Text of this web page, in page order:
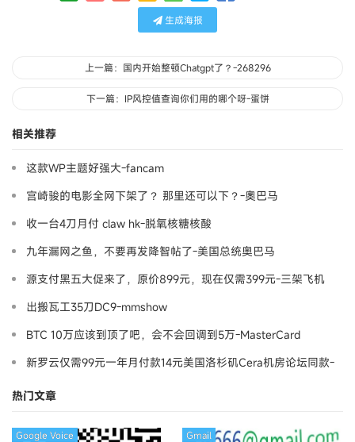
生成海报
上一篇：国内开始整顿Chatgpt了？-268296
下一篇：IP风控值查询你们用的哪个呀-蛋饼
相关推荐
这款WP主题好强大-fancam
宫崎骏的电影全网下架了？ 那里还可以下？-奧巴马
收一台4刀月付 claw hk-脱氧核糖核酸
九年漏网之鱼，不要再发降智帖了-美国总统奥巴马
源支付黑五大促来了，原价899元，现在仅需399元-三架飞机
出搬瓦工35刀DC9-mmshow
BTC 10万应该到顶了吧，会不会回调到5万-MasterCard
新罗云仅需99元一年月付款14元美国洛杉矶Cera机房论坛同款-
热门文章
Google Voice Gmail